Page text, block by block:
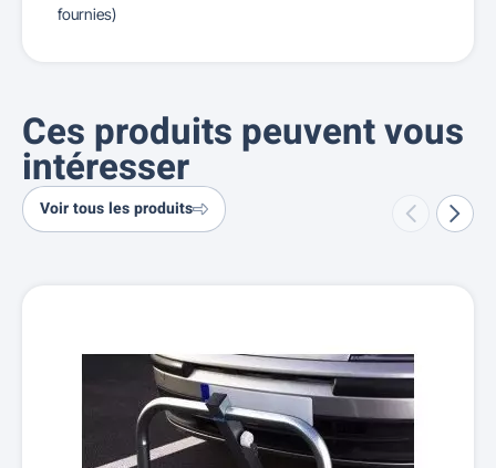
fournies)
Ces produits peuvent vous
intéresser
Voir tous les produits